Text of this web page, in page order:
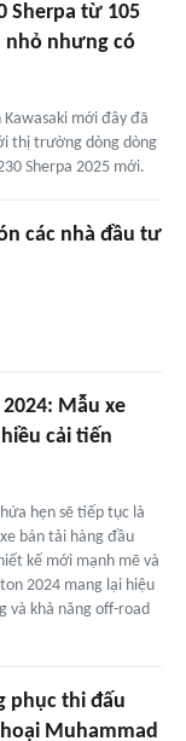
Sherpa từ 105
nhỏ nhưng có
mới đây đã
thị trường dòng dòng
Sherpa 2025 mới.
các nhà đầu tư
Mẫu xe
cải tiến
hẹn sẽ tiếp tục là
bán tải hàng đầu
kế mới mạnh mẽ và
2024 mang lại hiệu
và khả năng off-road
phục thi đấu
Muhammad